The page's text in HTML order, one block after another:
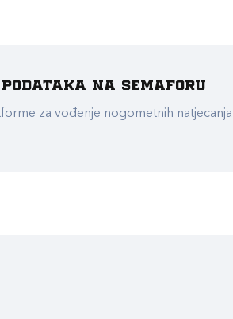
na Semaforu
za vođenje nogometnih